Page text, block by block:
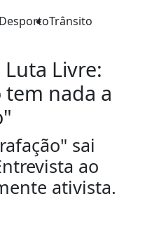
DesportoTrânsito
Livre:
nada a
sai
ao
ativista.